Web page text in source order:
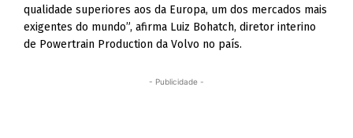
qualidade superiores aos da Europa, um dos mercados mais
exigentes do mundo”, afirma Luiz Bohatch, diretor interino
de Powertrain Production da Volvo no país.
- Publicidade -